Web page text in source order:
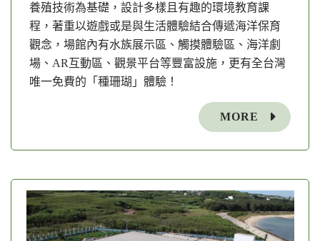
養殖技術為基礎，設計多樣且有趣的環境教育課
程，著重以遊戲或是與生活體驗結合傳遞海洋保育
觀念，場館內有水族展示區、觸摸體驗區、海洋劇
場、AR互動區、觀景平台等豐富設施，更有全台灣
唯一免費的「種珊瑚」體驗！
MORE